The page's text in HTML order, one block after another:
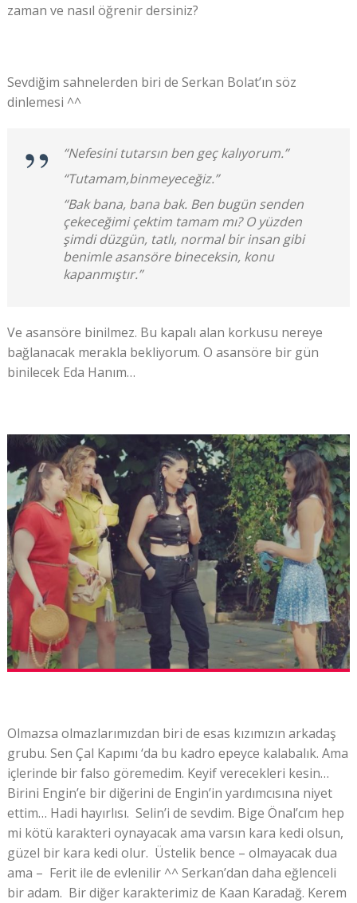
zaman ve nasıl öğrenir dersiniz?
Sevdiğim sahnelerden biri de Serkan Bolat’ın söz
dinlemesi ^^
“Nefesini tutarsın ben geç kalıyorum.”
“Tutamam,binmeyeceğiz.”
“Bak bana, bana bak. Ben bugün senden
çekeceğimi çektim tamam mı? O yüzden
şimdi düzgün, tatlı, normal bir insan gibi
benimle asansöre bineceksin, konu
kapanmıştır.”
Ve asansöre binilmez. Bu kapalı alan korkusu nereye
bağlanacak merakla bekliyorum. O asansöre bir gün
binilecek Eda Hanım…
Olmazsa olmazlarımızdan biri de esas kızımızın arkadaş
grubu. Sen Çal Kapımı ‘da bu kadro epeyce kalabalık. Ama
içlerinde bir falso göremedim. Keyif verecekleri kesin…
Birini Engin’e bir diğerini de Engin’in yardımcısına niyet
ettim… Hadi hayırlısı. Selin’i de sevdim. Bige Önal’cım hep
mi kötü karakteri oynayacak ama varsın kara kedi olsun,
güzel bir kara kedi olur. Üstelik bence – olmayacak dua
ama – Ferit ile de evlenilir ^^ Serkan’dan daha eğlenceli
bir adam. Bir diğer karakterimiz de Kaan Karadağ. Kerem